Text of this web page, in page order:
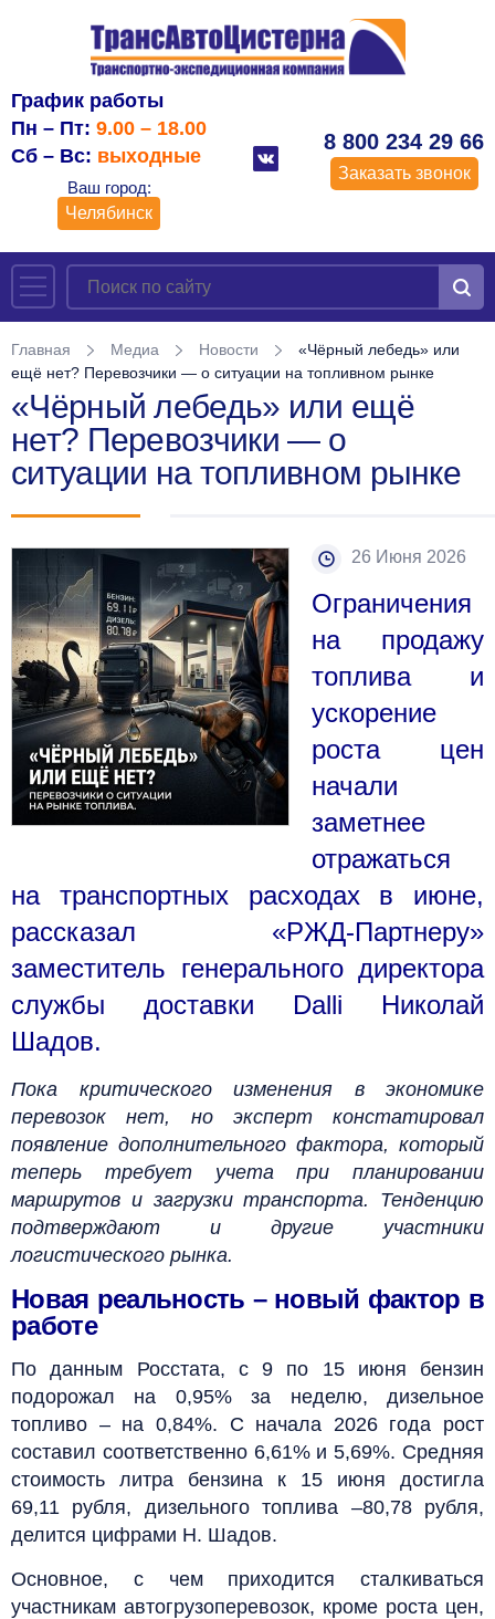
График работы
Пн – Пт: 9.00 – 18.00
Сб – Вс: выходные
Ваш город:
Челябинск
8 800 234 29 66
Заказать звонок
Главная Медиа Новости
«Чёрный лебедь» или
ещё нет? Перевозчики — о ситуации на топливном рынке
«Чёрный лебедь» или ещё
нет? Перевозчики — о
ситуации на топливном рынке
26 Июня 2026
Ограничения
на продажу
топлива и
ускорение
роста цен
начали
заметнее
отражаться
на транспортных расходах в июне,
рассказал «РЖД-Партнеру»
заместитель генерального директора
службы доставки Dalli Николай
Шадов.
Пока критического изменения в экономике
перевозок нет, но эксперт констатировал
появление дополнительного фактора, который
теперь требует учета при планировании
маршрутов и загрузки транспорта. Тенденцию
подтверждают и другие участники
логистического рынка.
Новая реальность – новый фактор в
работе
По данным Росстата, с 9 по 15 июня бензин
подорожал на 0,95% за неделю, дизельное
топливо – на 0,84%. С начала 2026 года рост
составил соответственно 6,61% и 5,69%. Средняя
стоимость литра бензина к 15 июня достигла
69,11 рубля, дизельного топлива –80,78 рубля,
делится цифрами Н. Шадов.
Основное, с чем приходится сталкиваться
участникам автогрузоперевозок, кроме роста цен,